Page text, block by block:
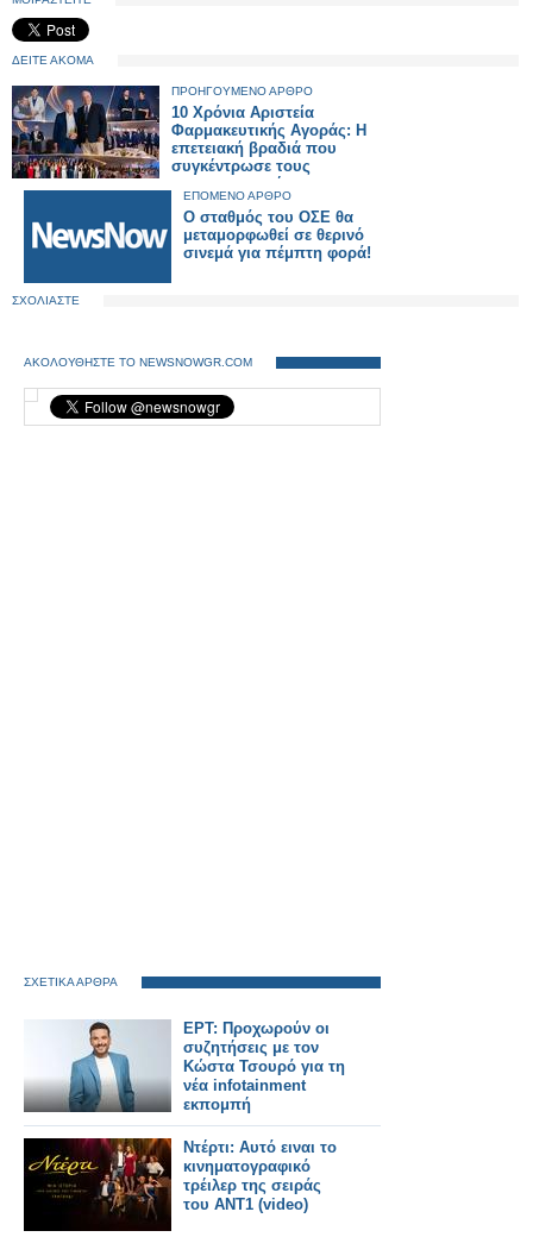
ΔΕΙΤΕ ΑΚΟΜΑ
ΠΡΟΗΓΟΥΜΕΝΟ ΑΡΘΡΟ
10 Χρόνια Αριστεία
Φαρμακευτικής Αγοράς: Η
επετειακή βραδιά που
συγκέντρωσε τους
πρωταγωνιστές του
ελληνικού φαρμακείου
ΕΠΟΜΕΝΟ ΑΡΘΡΟ
Ο σταθμός του ΟΣΕ θα
μεταμορφωθεί σε θερινό
σινεμά για πέμπτη φορά!
ΣΧΟΛΙΑΣΤΕ
ΑΚΟΛΟΥΘΗΣΤΕ ΤΟ NEWSNOWGR.COM
ΣΧΕΤΙΚΑ ΑΡΘΡΑ
ΕΡΤ: Προχωρούν οι
συζητήσεις με τον
Κώστα Τσουρό για τη
νέα infotainment
εκπομπή
Ντέρτι: Αυτό ειναι το
κινηματογραφικό
τρέιλερ της σειράς
του ΑΝΤ1 (video)